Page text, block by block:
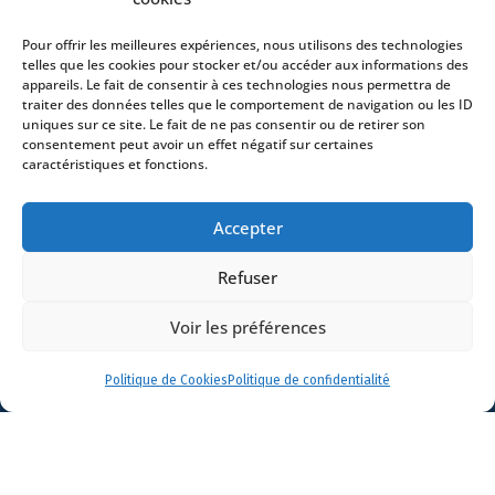
Pour offrir les meilleures expériences, nous utilisons des technologies
telles que les cookies pour stocker et/ou accéder aux informations des
appareils. Le fait de consentir à ces technologies nous permettra de
traiter des données telles que le comportement de navigation ou les ID
uniques sur ce site. Le fait de ne pas consentir ou de retirer son
consentement peut avoir un effet négatif sur certaines
caractéristiques et fonctions.
Accepter
Refuser
Voir les préférences
Politique de Cookies Politique de confidentialité
Actualités
Contact
- 4 square Édouard VII – 75009 Paris – France –
76600 Le Havre – France –+33 (0)2 35 22 18 88
3 boulevard de Louvain – 13008 Marseille – France –
Catherine – 33000 Bordeaux – France -
1201 Genève – Suisse - +33 (0)1 53 76 91 00
Dionysou 2 – Kifissia – Athens 14562